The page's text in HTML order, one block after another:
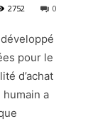
0
2752
développé
pour le
d’achat
humain a